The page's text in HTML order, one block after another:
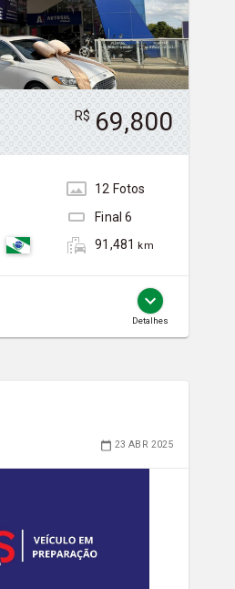
R$ 69,800
12 Fotos
Final6
91,481 km
Detalhes
23 ABR 2025